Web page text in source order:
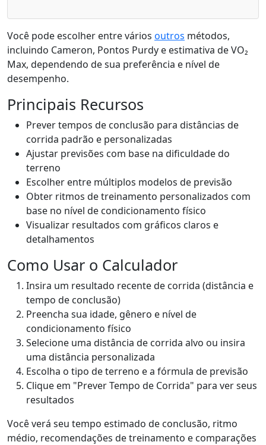
Você pode escolher entre vários outros métodos,
incluindo Cameron, Pontos Purdy e estimativa de VO₂
Max, dependendo de sua preferência e nível de
desempenho.
Principais Recursos
Prever tempos de conclusão para distâncias de
corrida padrão e personalizadas
Ajustar previsões com base na dificuldade do
terreno
Escolher entre múltiplos modelos de previsão
Obter ritmos de treinamento personalizados com
base no nível de condicionamento físico
Visualizar resultados com gráficos claros e
detalhamentos
Como Usar o Calculador
Insira um resultado recente de corrida (distância e
tempo de conclusão)
Preencha sua idade, gênero e nível de
condicionamento físico
Selecione uma distância de corrida alvo ou insira
uma distância personalizada
Escolha o tipo de terreno e a fórmula de previsão
Clique em "Prever Tempo de Corrida" para ver seus
resultados
Você verá seu tempo estimado de conclusão, ritmo
médio, recomendações de treinamento e comparações